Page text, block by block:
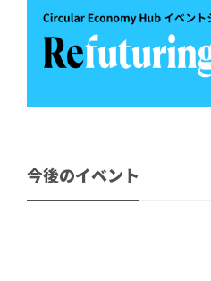
今後のイベント